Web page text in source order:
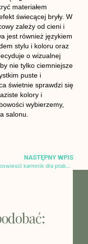
materiałem
świecącej bryły. W
zależy od cieni i
jest również językiem
stylu i koloru oraz
o wizualnej
nie tylko ciemniejsze
puste i
świetnie sprawdzi się
kolory i
wybierzemy,
salonu.
NASTĘPNY WPIS
Gdzie powiesić karmnik dla ptaków?